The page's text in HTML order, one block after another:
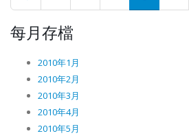
每月存檔
2010年1月
2010年2月
2010年3月
2010年4月
2010年5月